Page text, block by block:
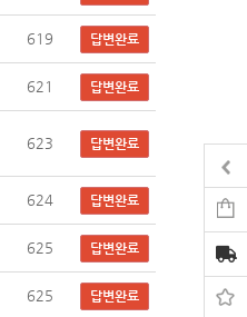
619 답변완료
621 답변완료
623 답변완료
624 답변완료
625 답변완료
625 답변완료